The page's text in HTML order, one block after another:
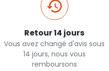
Retour 14 jours
Vous avez changé d'avis sous
14 jours, nous vous
remboursons